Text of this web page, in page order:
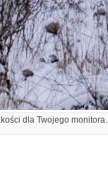
dla Twojego monitora.